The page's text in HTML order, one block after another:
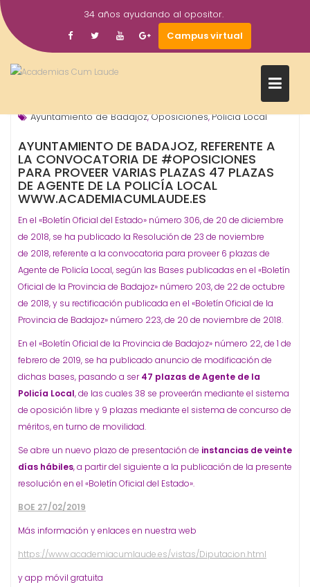
Saltar
al
contenido
34 años ayudando al opositor.
Campus virtual
Mar
2019
academiacumlaudeoposiciones
Ayuntamiento de Badajoz,Oposiciones,Policía Local
AYUNTAMIENTO DE BADAJOZ, REFERENTE A
LA CONVOCATORIA DE #OPOSICIONES
PARA PROVEER VARIAS PLAZAS 47 PLAZAS
DE AGENTE DE LA POLICÍA LOCAL
WWW.ACADEMIACUMLAUDE.ES
En el «Boletín Oficial del Estado» número 306, de 20 de diciembre
de 2018, se ha publicado la Resolución de 23 de noviembre
de 2018, referente a la convocatoria para proveer 6 plazas de
Agente de Policía Local, según las Bases publicadas en el «Boletín
Oficial de la Provincia de Badajoz» número 203, de 22 de octubre
de 2018, y su rectificación publicada en el «Boletín Oficial de la
Provincia de Badajoz» número 223, de 20 de noviembre de 2018.
En el «Boletín Oficial de la Provincia de Badajoz» número 22, de 1 de
febrero de 2019, se ha publicado anuncio de modificación de
dichas bases, pasando a ser47 plazas de Agente de la
Policía Local, de las cuales 38 se proveerán mediante el sistema
de oposición libre y 9 plazas mediante el sistema de concurso de
méritos, en turno de movilidad.
Se abre un nuevo plazo de presentación de instancias de veinte
días hábiles, a partir del siguiente a la publicación de la presente
resolución en el «Boletín Oficial del Estado».
BOE 27/02/2019
Más información y enlaces en nuestra web
https://www.academiacumlaude.es/vistas/Diputacion.html
y app móvil gratuita